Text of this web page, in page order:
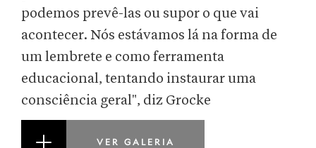
podemos prevê-las ou supor o que vai
acontecer. Nós estávamos lá na forma de
um lembrete e como ferramenta
educacional, tentando instaurar uma
consciência geral", diz Grocke
VER GALERIA